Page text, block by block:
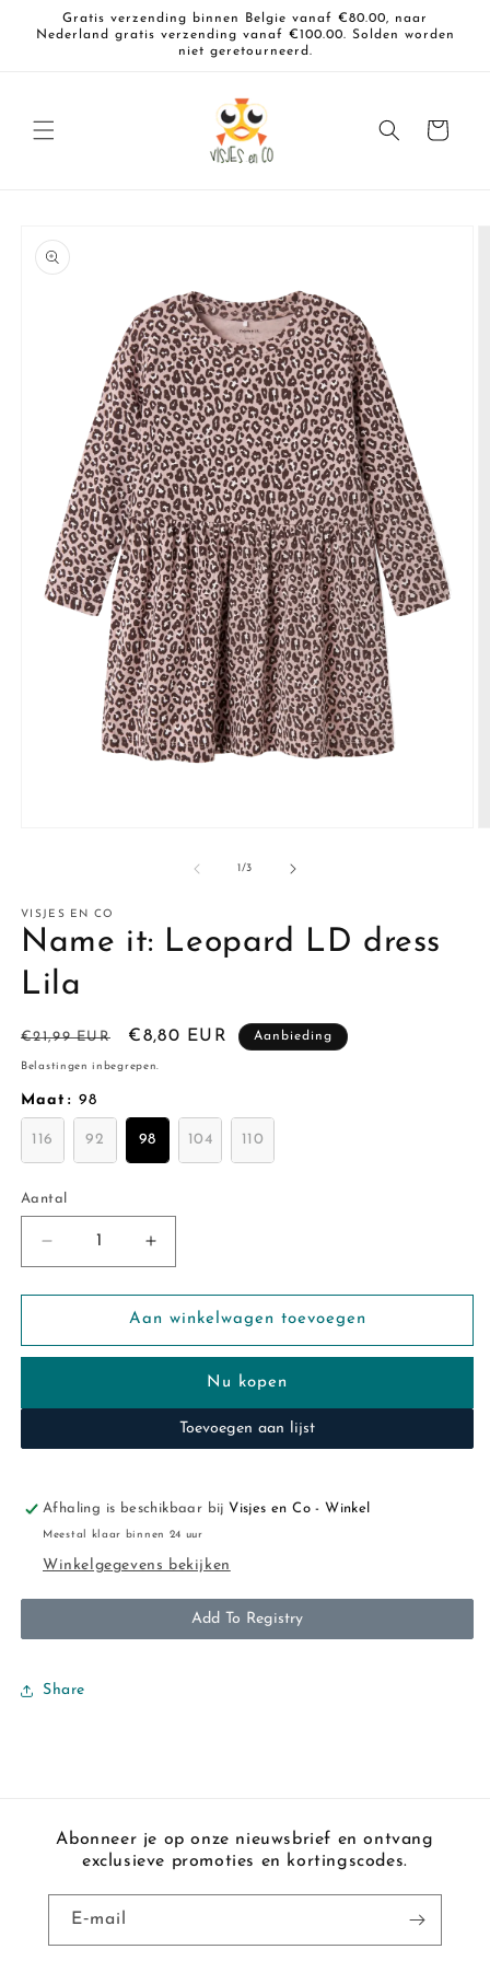
naar de
content
Gratis verzending binnen Belgie vanaf €80.00, naar
Nederland gratis verzending vanaf €100.00. Solden worden
niet geretourneerd.
Winkelwagen
1/van
3
VISJES EN CO
Name it: Leopard LD dress
Lila
Normale
prijs
€21,99 EUR Aanbiedingsprijs
€8,80 EUR Aanbieding
Belastingen inbegrepen.
Maat : 98
116 92 98 104 110
Aantal
Aantal
Aantal
verlagen
voor
it:
dress
Aantal
verhogen
voor
Name
it:
dress
Aan winkelwagen toevoegen
Nu kopen
Toevoegen aan lijst
Afhaling is beschikbaar bijVisjes en Co - Winkel
Meestal klaar binnen 24 uur
Winkelgegevens bekijken
Add To Registry
Share
Abonneer je op onze nieuwsbrief en ontvang
exclusieve promoties en kortingscodes.
E‑mail